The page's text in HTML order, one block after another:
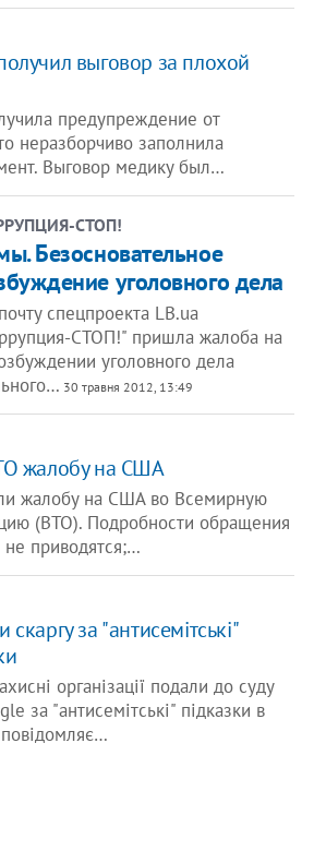
выговор за плохой
предупреждение от
неразборчиво заполнила
Выговор медику был…
СТОП!
Безосновательное
уголовного дела
спецпроекта LB.ua
СТОП!" пришла жалоба на
уголовного дела
30 травня 2012, 13:49
жалобу на США
жалобу на США во Всемирную
(ВТО). Подробности обращения
не приводятся;…
за "антисемітські"
організації подали до суду
за "антисемітські" підказки в